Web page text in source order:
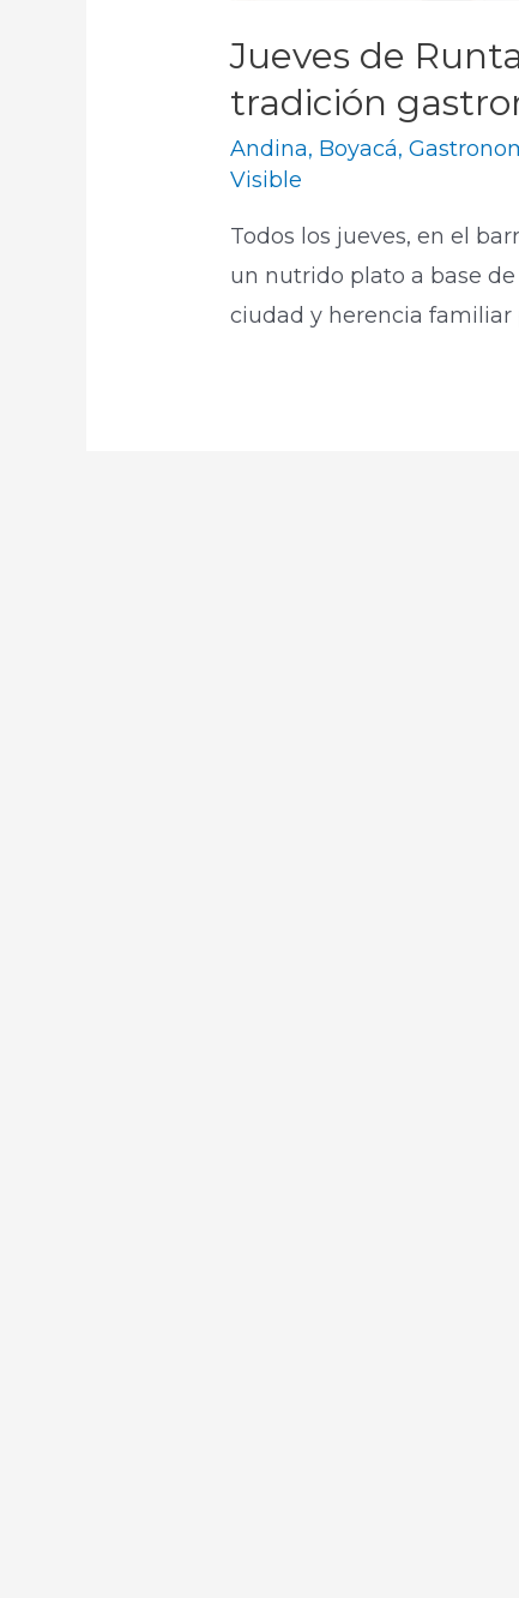
Jueves de
tradición
Andina, Boyacá,
Visible
Todos los jueves, en el
un nutrido plato a base
ciudad y herencia familiar